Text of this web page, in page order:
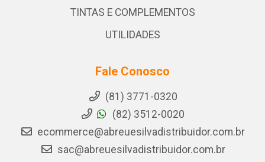
TINTAS E COMPLEMENTOS
UTILIDADES
Fale Conosco
(81) 3771-0320
(82) 3512-0020
ecommerce@abreuesilvadistribuidor.com.br
sac@abreuesilvadistribuidor.com.br